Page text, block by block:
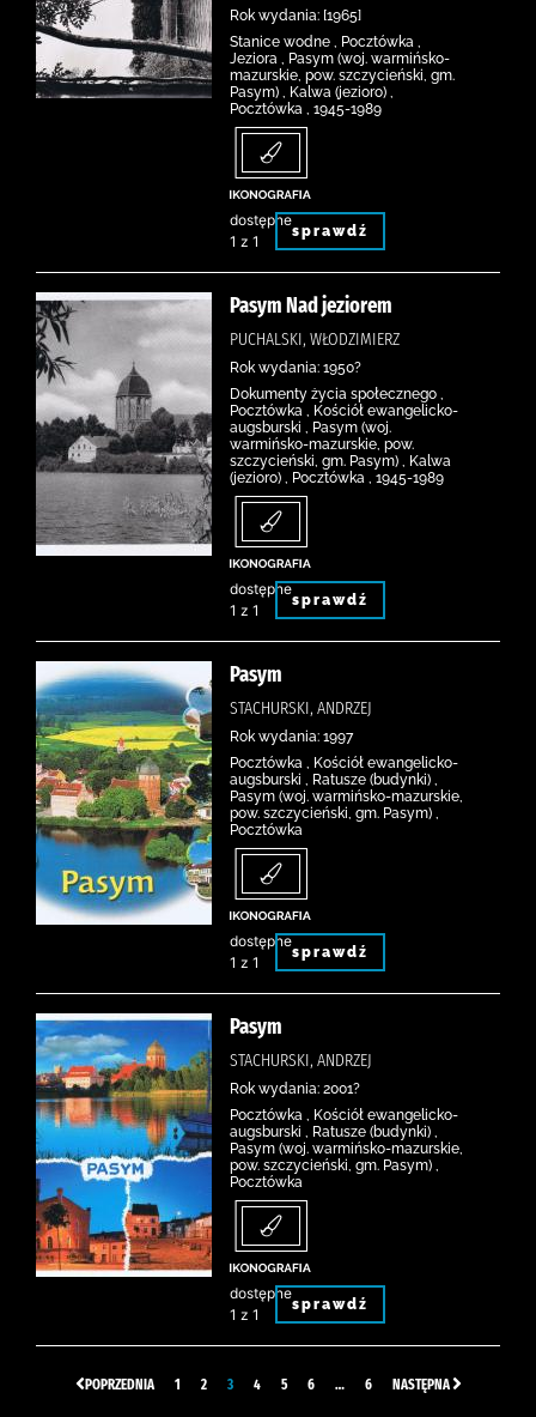
Rok wydania: [1965]
Stanice wodne , Pocztówka ,
Jeziora , Pasym (woj. warmińsko-
mazurskie, pow. szczycieński, gm.
Pasym) , Kalwa (jezioro) ,
Pocztówka , 1945-1989
dostępne
1 z 1
sprawdź
Pasym Nad jeziorem
PUCHALSKI, WŁODZIMIERZ
Rok wydania: 1950?
Dokumenty życia społecznego ,
Pocztówka , Kościół ewangelicko-
augsburski , Pasym (woj.
warmińsko-mazurskie, pow.
szczycieński, gm. Pasym) , Kalwa
(jezioro) , Pocztówka , 1945-1989
dostępne
1 z 1
sprawdź
Pasym
STACHURSKI, ANDRZEJ
Rok wydania: 1997
Pocztówka , Kościół ewangelicko-
augsburski , Ratusze (budynki) ,
Pasym (woj. warmińsko-mazurskie,
pow. szczycieński, gm. Pasym) ,
Pocztówka
dostępne
1 z 1
sprawdź
Pasym
STACHURSKI, ANDRZEJ
Rok wydania: 2001?
Pocztówka , Kościół ewangelicko-
augsburski , Ratusze (budynki) ,
Pasym (woj. warmińsko-mazurskie,
pow. szczycieński, gm. Pasym) ,
Pocztówka
dostępne
1 z 1
sprawdź
POPRZEDNIA 1 2 3 4 5 6 … 6 NASTĘPNA